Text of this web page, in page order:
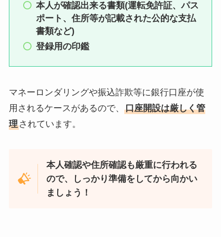
本人が確認出来る書類(運転免許証、パス
ポート、住所等が記載された公的な支払
書類など)
登録用の印鑑
マネーロンダリングや振込詐欺等に銀行口座が使
用されるケースがあるので、 口座開設は厳しく管
理されています。
本人確認や住所確認も厳重に行われる
ので、しっかり準備をしてから向かい
ましょう！